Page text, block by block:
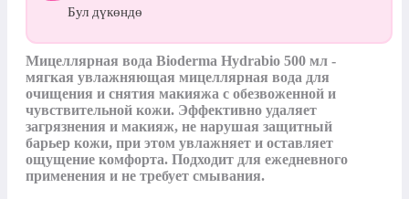
Бул дүкөндө
Мицеллярная вода Bioderma Hydrabio 500 мл -
мягкая увлажняющая мицеллярная вода для
очищения и снятия макияжа с обезвоженной и
чувствительной кожи. Эффективно удаляет
загрязнения и макияж, не нарушая защитный
барьер кожи, при этом увлажняет и оставляет
ощущение комфорта. Подходит для ежедневного
применения и не требует смывания.